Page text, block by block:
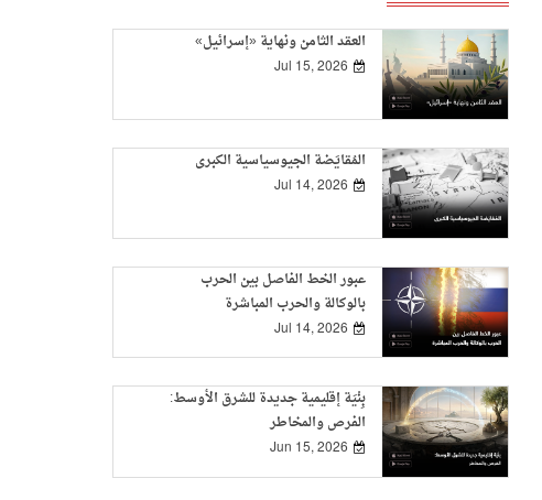
العقد الثامن ونهاية «إسرائيل»
Jul 15, 2026
المُقايَضة الجيوسياسية الكبرى
Jul 14, 2026
عبور الخط الفاصل بين الحرب
بالوكالة والحرب المباشرة
Jul 14, 2026
بِنْيَة إقليمية جديدة للشرق الأوسط:
الفرص والمخاطر
Jun 15, 2026